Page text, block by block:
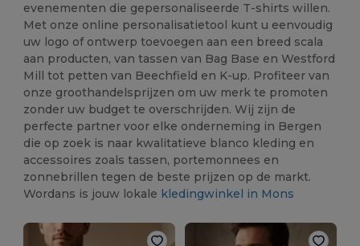
evenementen die gepersonaliseerde T-shirts willen.
Met onze online personalisatietool kunt u eenvoudig
uw logo of ontwerp toevoegen aan een breed scala
aan producten, van tassen van Bag Base en Westford
Mill tot petten van Beechfield en K-up. Profiteer van
onze groothandelsprijzen om uw merk te promoten
zonder uw budget te overschrijden. Wij zijn de
perfecte partner voor elke onderneming in Bergen
die op zoek is naar kwalitatieve blanco kleding en
accessoires zoals tassen, portemonnees en
zonnebrillen tegen de beste prijzen op de markt.
Wordans is jouw lokale kledingwinkel in Mons